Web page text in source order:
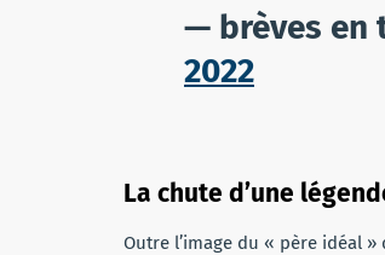
— brèves en
2022
La chute d’une
Outre l’image du « père idéal »